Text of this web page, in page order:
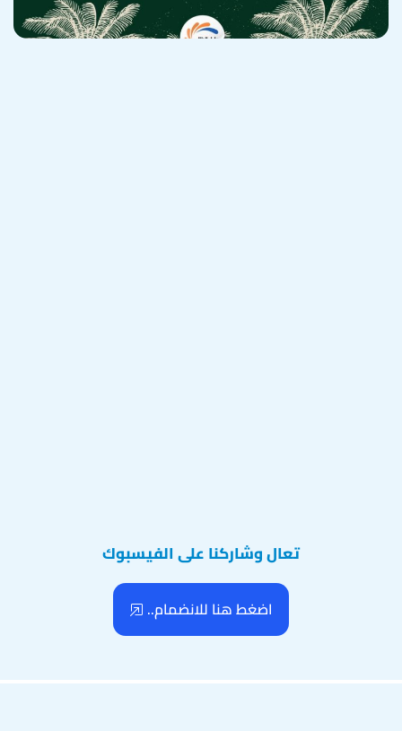
تعال وشاركنا على الفيسبوك
اضغط هنا للانضمام..